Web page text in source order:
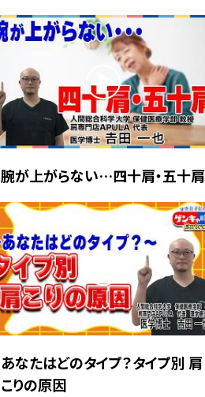
腕が上がらない…四十肩・五十肩
あなたはどのタイプ？タイプ別 肩
こりの原因